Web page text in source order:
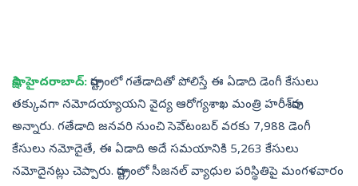
సాక్షి, హైదరాబాద్‌: రాష్ట్రంలో గతేడాదితో పోలిస్తే ఈ ఏడాది డెంగీ కేసులు
తక్కువగా నమోదయ్యాయని వైద్య ఆరోగ్యశాఖ మంత్రి హరీశ్‌రావు
అన్నారు. గతేడాది జనవరి నుంచి సెపె్టంబర్‌ వరకు 7,988 డెంగీ
కేసులు నమోదైతే, ఈ ఏడాది అదే సమయానికి 5,263 కేసులు
నమోదైనట్లు చెప్పారు. రాష్ట్రంలో సీజనల్‌ వ్యాధుల పరిస్థితిపై మంగళవారం